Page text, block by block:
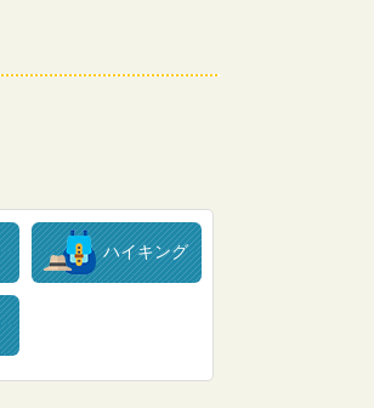
ハイキング